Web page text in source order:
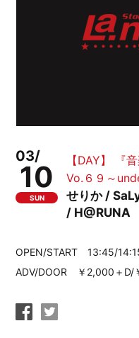
03/
10
SUN
【DAY】 『
Vo.６９～
せりか /
/ H@RUNA
OPEN/START 13:45/
ADV/DOOR ￥2,000＋D/